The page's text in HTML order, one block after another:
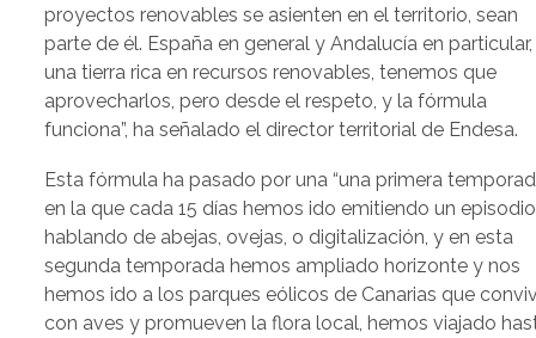
proyectos renovables se asienten en el territorio, sean
parte de él. España en general y Andalucía en particular,
una tierra rica en recursos renovables, tenemos que
aprovecharlos, pero desde el respeto, y la fórmula
funciona”, ha señalado el director territorial de Endesa.
Esta fórmula ha pasado por una “una primera
en la que cada 15 días hemos ido emitiendo un episodio
hablando de abejas, ovejas, o digitalización, y en esta
segunda temporada hemos ampliado horizonte y nos
hemos ido a los parques eólicos de Canarias que
con aves y promueven la flora local, hemos viajado